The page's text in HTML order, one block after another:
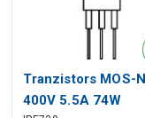
Tranzistors MOS-
400V 5.5A 74W